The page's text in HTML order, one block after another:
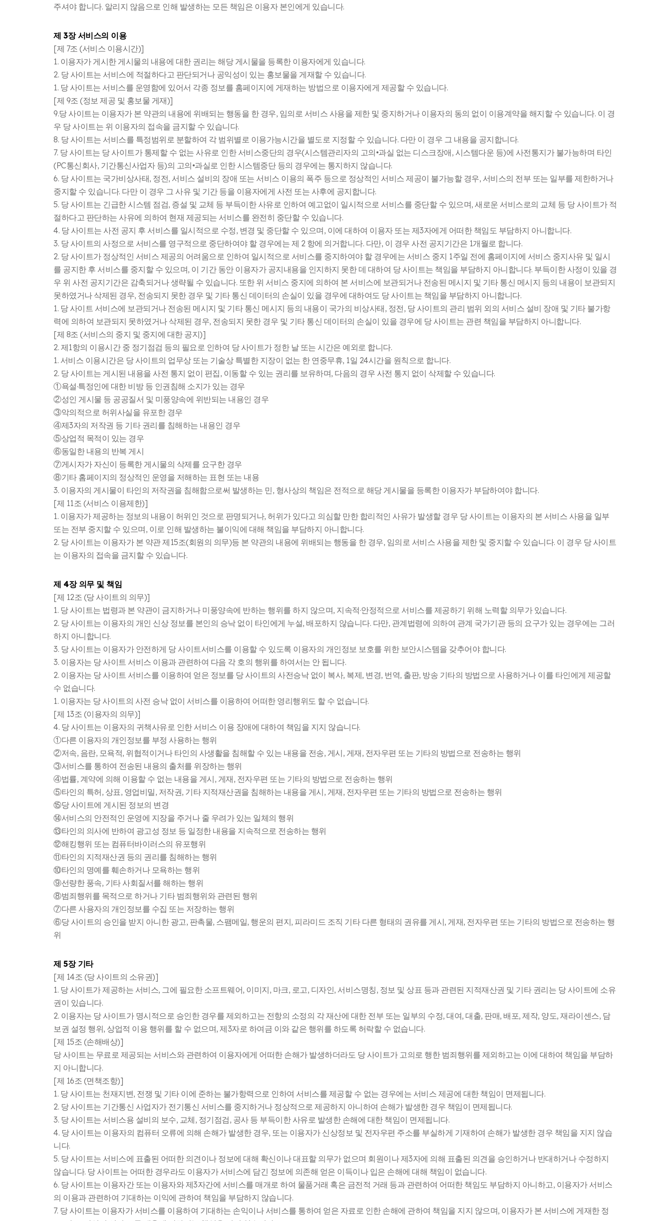
주셔야 합니다. 알리지 않음으로 인해 발생하는 모든 책임은 이용자 본인에게 있습니다.
제 3장 서비스의 이용
[제 7조 (서비스 이용시간)]
1. 이용자가 게시한 게시물의 내용에 대한 권리는 해당 게시물을 등록한 이용자에게 있습니다.
2. 당 사이트는 서비스에 적절하다고 판단되거나 공익성이 있는 홍보물을 게재할 수 있습니다.
1. 당 사이트는 서비스를 운영함에 있어서 각종 정보를 홈페이지에 게재하는 방법으로 이용자에게 제공할 수 있습니다.
[제 9조 (정보 제공 및 홍보물 게재)]
9.당 사이트는 이용자가 본 약관의 내용에 위배되는 행동을 한 경우, 임의로 서비스 사용을 제한 및 중지하거나 이용자의 동의 없이 이용계약을 해지할 수 있습니다. 이 경
우 당 사이트는 위 이용자의 접속을 금지할 수 있습니다.
8. 당 사이트는 서비스를 특정범위로 분할하여 각 범위별로 이용가능시간을 별도로 지정할 수 있습니다. 다만 이 경우 그 내용을 공지합니다.
7. 당 사이트는 당 사이트가 통제할 수 없는 사유로 인한 서비스중단의 경우(시스템관리자의 고의•과실 없는 디스크장애, 시스템다운 등)에 사전통지가 불가능하며 타인
(PC통신회사, 기간통신사업자 등)의 고의•과실로 인한 시스템중단 등의 경우에는 통지하지 않습니다.
6. 당 사이트는 국가비상사태, 정전, 서비스 설비의 장애 또는 서비스 이용의 폭주 등으로 정상적인 서비스 제공이 불가능할 경우, 서비스의 전부 또는 일부를 제한하거나
중지할 수 있습니다. 다만 이 경우 그 사유 및 기간 등을 이용자에게 사전 또는 사후에 공지합니다.
5. 당 사이트는 긴급한 시스템 점검, 증설 및 교체 등 부득이한 사유로 인하여 예고없이 일시적으로 서비스를 중단할 수 있으며, 새로운 서비스로의 교체 등 당 사이트가 적
절하다고 판단하는 사유에 의하여 현재 제공되는 서비스를 완전히 중단할 수 있습니다.
4. 당 사이트는 사전 공지 후 서비스를 일시적으로 수정, 변경 및 중단할 수 있으며, 이에 대하여 이용자 또는 제3자에게 어떠한 책임도 부담하지 아니합니다.
3. 당 사이트의 사정으로 서비스를 영구적으로 중단하여야 할 경우에는 제 2 항에 의거합니다. 다만, 이 경우 사전 공지기간은 1개월로 합니다.
2. 당 사이트가 정상적인 서비스 제공의 어려움으로 인하여 일시적으로 서비스를 중지하여야 할 경우에는 서비스 중지 1주일 전에 홈페이지에 서비스 중지사유 및 일시
를 공지한 후 서비스를 중지할 수 있으며, 이 기간 동안 이용자가 공지내용을 인지하지 못한 데 대하여 당 사이트는 책임을 부담하지 아니합니다. 부득이한 사정이 있을 경
우 위 사전 공지기간은 감축되거나 생략될 수 있습니다. 또한 위 서비스 중지에 의하여 본 서비스에 보관되거나 전송된 메시지 및 기타 통신 메시지 등의 내용이 보관되지
못하였거나 삭제된 경우, 전송되지 못한 경우 및 기타 통신 데이터의 손실이 있을 경우에 대하여도 당 사이트는 책임을 부담하지 아니합니다.
1. 당 사이트 서비스에 보관되거나 전송된 메시지 및 기타 통신 메시지 등의 내용이 국가의 비상사태, 정전, 당 사이트의 관리 범위 외의 서비스 설비 장애 및 기타 불가항
력에 의하여 보관되지 못하였거나 삭제된 경우, 전송되지 못한 경우 및 기타 통신 데이터의 손실이 있을 경우에 당 사이트는 관련 책임을 부담하지 아니합니다.
[제 8조 (서비스의 중지 및 중지에 대한 공지)]
2. 제1항의 이용시간 중 정기점검 등의 필요로 인하여 당 사이트가 정한 날 또는 시간은 예외로 합니다.
1. 서비스 이용시간은 당 사이트의 업무상 또는 기술상 특별한 지장이 없는 한 연중무휴, 1일 24시간을 원칙으로 합니다.
2. 당 사이트는 게시된 내용을 사전 통지 없이 편집, 이동할 수 있는 권리를 보유하며, 다음의 경우 사전 통지 없이 삭제할 수 있습니다.
①욕설·특정인에 대한 비방 등 인권침해 소지가 있는 경우
②성인 게시물 등 공공질서 및 미풍양속에 위반되는 내용인 경우
③악의적으로 허위사실을 유포한 경우
④제3자의 저작권 등 기타 권리를 침해하는 내용인 경우
⑤상업적 목적이 있는 경우
⑥동일한 내용의 반복 게시
⑦게시자가 자신이 등록한 게시물의 삭제를 요구한 경우
⑧기타 홈페이지의 정상적인 운영을 저해하는 표현 또는 내용
3. 이용자의 게시물이 타인의 저작권을 침해함으로써 발생하는 민, 형사상의 책임은 전적으로 해당 게시물을 등록한 이용자가 부담하여야 합니다.
[제 11조 (서비스 이용제한)]
1. 이용자가 제공하는 정보의 내용이 허위인 것으로 판명되거나, 허위가 있다고 의심할 만한 합리적인 사유가 발생할 경우 당 사이트는 이용자의 본 서비스 사용을 일부
또는 전부 중지할 수 있으며, 이로 인해 발생하는 불이익에 대해 책임을 부담하지 아니합니다.
2. 당 사이트는 이용자가 본 약관 제15조(회원의 의무)등 본 약관의 내용에 위배되는 행동을 한 경우, 임의로 서비스 사용을 제한 및 중지할 수 있습니다. 이 경우 당 사이트
는 이용자의 접속을 금지할 수 있습니다.
제 4장 의무 및 책임
[제 12조 (당 사이트의 의무)]
1. 당 사이트는 법령과 본 약관이 금지하거나 미풍양속에 반하는 행위를 하지 않으며, 지속적·안정적으로 서비스를 제공하기 위해 노력할 의무가 있습니다.
2. 당 사이트는 이용자의 개인 신상 정보를 본인의 승낙 없이 타인에게 누설, 배포하지 않습니다. 다만, 관계법령에 의하여 관계 국가기관 등의 요구가 있는 경우에는 그러
하지 아니합니다.
3. 당 사이트는 이용자가 안전하게 당 사이트서비스를 이용할 수 있도록 이용자의 개인정보 보호를 위한 보안시스템을 갖추어야 합니다.
3. 이용자는 당 사이트 서비스 이용과 관련하여 다음 각 호의 행위를 하여서는 안 됩니다.
2. 이용자는 당 사이트 서비스를 이용하여 얻은 정보를 당 사이트의 사전승낙 없이 복사, 복제, 변경, 번역, 출판, 방송 기타의 방법으로 사용하거나 이를 타인에게 제공할
수 없습니다.
1. 이용자는 당 사이트의 사전 승낙 없이 서비스를 이용하여 어떠한 영리행위도 할 수 없습니다.
[제 13조 (이용자의 의무)]
4. 당 사이트는 이용자의 귀책사유로 인한 서비스 이용 장애에 대하여 책임을 지지 않습니다.
①다른 이용자의 개인정보를 부정 사용하는 행위
②저속, 음란, 모욕적, 위협적이거나 타인의 사생활을 침해할 수 있는 내용을 전송, 게시, 게재, 전자우편 또는 기타의 방법으로 전송하는 행위
③서비스를 통하여 전송된 내용의 출처를 위장하는 행위
④법률, 계약에 의해 이용할 수 없는 내용을 게시, 게재, 전자우편 또는 기타의 방법으로 전송하는 행위
⑤타인의 특허, 상표, 영업비밀, 저작권, 기타 지적재산권을 침해하는 내용을 게시, 게재, 전자우편 또는 기타의 방법으로 전송하는 행위
⑮당 사이트에 게시된 정보의 변경
⑭서비스의 안전적인 운영에 지장을 주거나 줄 우려가 있는 일체의 행위
⑬타인의 의사에 반하여 광고성 정보 등 일정한 내용을 지속적으로 전송하는 행위
⑫해킹행위 또는 컴퓨터바이러스의 유포행위
⑪타인의 지적재산권 등의 권리를 침해하는 행위
⑩타인의 명예를 훼손하거나 모욕하는 행위
⑨선량한 풍속, 기타 사회질서를 해하는 행위
⑧범죄행위를 목적으로 하거나 기타 범죄행위와 관련된 행위
⑦다른 사용자의 개인정보를 수집 또는 저장하는 행위
⑥당 사이트의 승인을 받지 아니한 광고, 판촉물, 스팸메일, 행운의 편지, 피라미드 조직 기타 다른 형태의 권유를 게시, 게재, 전자우편 또는 기타의 방법으로 전송하는 행
위
제 5장 기타
[제 14조 (당 사이트의 소유권)]
1. 당 사이트가 제공하는 서비스, 그에 필요한 소프트웨어, 이미지, 마크, 로고, 디자인, 서비스명칭, 정보 및 상표 등과 관련된 지적재산권 및 기타 권리는 당 사이트에 소유
권이 있습니다.
2. 이용자는 당 사이트가 명시적으로 승인한 경우를 제외하고는 전항의 소정의 각 재산에 대한 전부 또는 일부의 수정, 대여, 대출, 판매, 배포, 제작, 양도, 재라이센스, 담
보권 설정 행위, 상업적 이용 행위를 할 수 없으며, 제3자로 하여금 이와 같은 행위를 하도록 허락할 수 없습니다.
[제 15조 (손해배상)]
당 사이트는 무료로 제공되는 서비스와 관련하여 이용자에게 어떠한 손해가 발생하더라도 당 사이트가 고의로 행한 범죄행위를 제외하고는 이에 대하여 책임을 부담하
지 아니합니다.
[제 16조 (면책조항)]
1. 당 사이트는 천재지변, 전쟁 및 기타 이에 준하는 불가항력으로 인하여 서비스를 제공할 수 없는 경우에는 서비스 제공에 대한 책임이 면제됩니다.
2. 당 사이트는 기간통신 사업자가 전기통신 서비스를 중지하거나 정상적으로 제공하지 아니하여 손해가 발생한 경우 책임이 면제됩니다.
3. 당 사이트는 서비스용 설비의 보수, 교체, 정기점검, 공사 등 부득이한 사유로 발생한 손해에 대한 책임이 면제됩니다.
4. 당 사이트는 이용자의 컴퓨터 오류에 의해 손해가 발생한 경우, 또는 이용자가 신상정보 및 전자우편 주소를 부실하게 기재하여 손해가 발생한 경우 책임을 지지 않습
니다.
5. 당 사이트는 서비스에 표출된 어떠한 의견이나 정보에 대해 확신이나 대표할 의무가 없으며 회원이나 제3자에 의해 표출된 의견을 승인하거나 반대하거나 수정하지
않습니다. 당 사이트는 어떠한 경우라도 이용자가 서비스에 담긴 정보에 의존해 얻은 이득이나 입은 손해에 대해 책임이 없습니다.
6. 당 사이트는 이용자간 또는 이용자와 제3자간에 서비스를 매개로 하여 물품거래 혹은 금전적 거래 등과 관련하여 어떠한 책임도 부담하지 아니하고, 이용자가 서비스
의 이용과 관련하여 기대하는 이익에 관하여 책임을 부담하지 않습니다.
7. 당 사이트는 이용자가 서비스를 이용하여 기대하는 손익이나 서비스를 통하여 얻은 자료로 인한 손해에 관하여 책임을 지지 않으며, 이용자가 본 서비스에 게재한 정